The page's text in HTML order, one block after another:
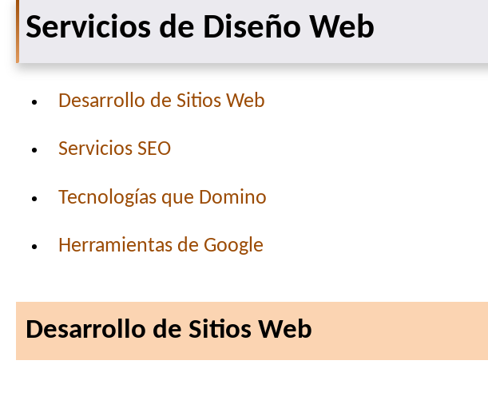
Servicios de Diseño Web
Desarrollo de Sitios Web
Servicios SEO
Tecnologías que Domino
Herramientas de Google
Desarrollo de Sitios Web